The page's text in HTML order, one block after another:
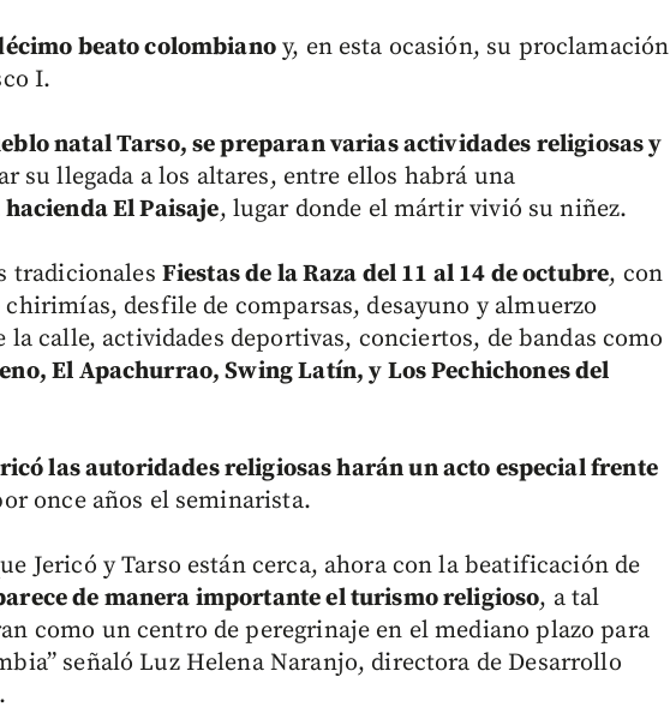
beato colombianoy, en esta ocasión, su proclamación
I.
natal Tarso, se preparan varias actividades religiosas y
su llegada a los altares, entre ellos habrá una
El Paisaje, lugar donde el mártir vivió su niñez.
tradicionales Fiestas de la Raza del 11 al 14 de octubre, con
desfile de comparsas, desayuno y almuerzo
calle, actividades deportivas, conciertos, de bandas como
El Apachurrao, Swing Latín, y Los Pechichones del
las autoridades religiosas harán un acto especial frente
once años el seminarista.
Jericó y Tarso están cerca, ahora con la beatificación de
de manera importante el turismo religioso, a tal
como un centro de peregrinaje en el mediano plazo para
señaló Luz Helena Naranjo, directora de Desarrollo